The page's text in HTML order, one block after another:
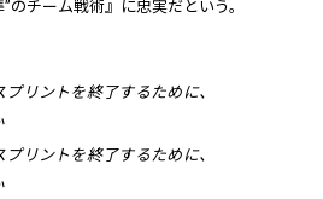
のチーム戦術』に忠実だという。
プリントを終了するために、
プリントを終了するために、